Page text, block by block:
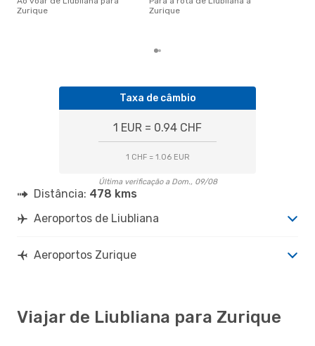
Zurique
Zurique
Taxa de câmbio
1 EUR = 0.94 CHF
1 CHF = 1.06 EUR
Última verificação a Dom., 09/08
Distância: 478 kms
Aeroportos de Liubliana
Aeroportos Zurique
Viajar de Liubliana para Zurique